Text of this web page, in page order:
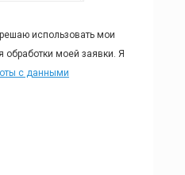
использовать мои
моей заявки. Я
с данными